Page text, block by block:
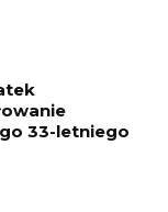
33-letniego